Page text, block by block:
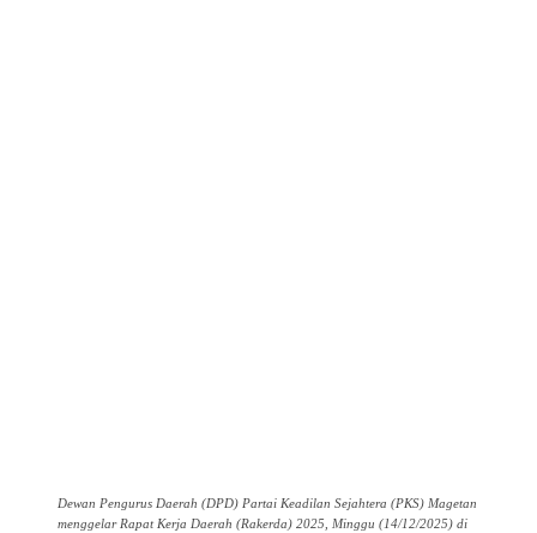
Dewan Pengurus Daerah (DPD) Partai Keadilan Sejahtera (PKS) Magetan
menggelar Rapat Kerja Daerah (Rakerda) 2025, Minggu (14/12/2025) di